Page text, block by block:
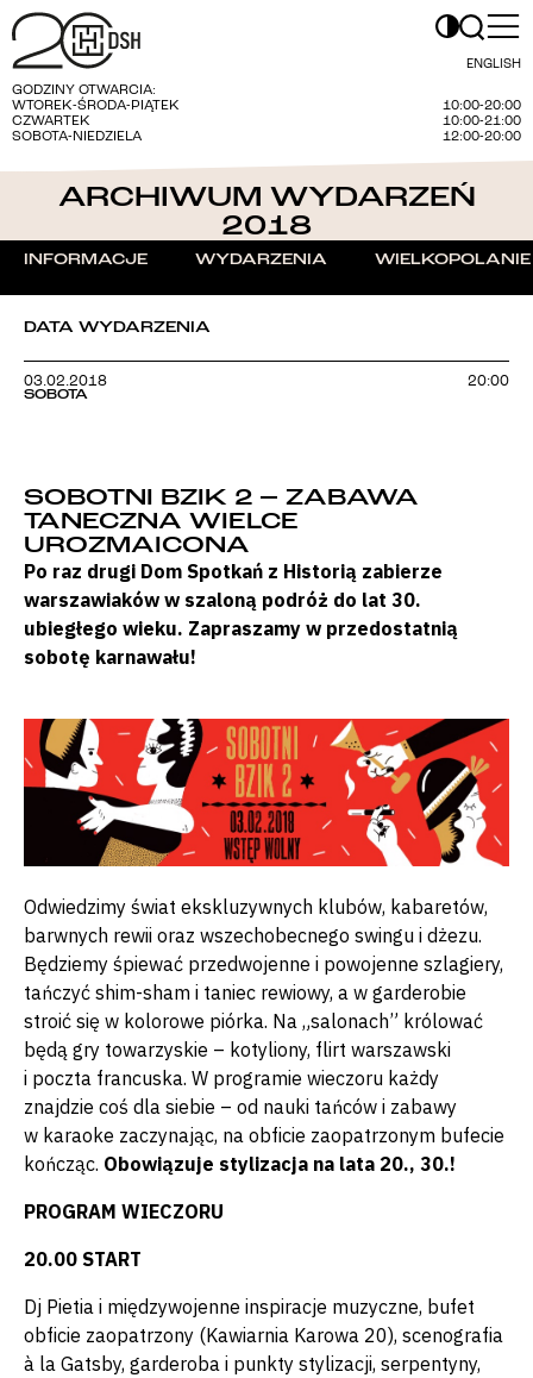
ENGLISH
GODZINY OTWARCIA:
WTOREK-ŚRODA-PIĄTEK
10:00-20:00
CZWARTEK
10:00-21:00
SOBOTA-NIEDZIELA
12:00-20:00
ARCHIWUM WYDARZEŃ
2018
INFORMACJE WYDARZENIA
DATA WYDARZENIA
03.02.2018
SOBOTA
20:00
SOBOTNI BZIK 2 – ZABAWA
TANECZNA WIELCE
UROZMAICONA
Po raz drugi Dom Spotkań z Historią zabierze
warszawiaków w szaloną podróż do lat 30.
ubiegłego wieku. Zapraszamy w przedostatnią
sobotę karnawału!
Odwiedzimy świat ekskluzywnych klubów, kabaretów,
barwnych rewii oraz wszechobecnego swingu i dżezu.
Będziemy śpiewać przedwojenne i powojenne szlagiery,
tańczyć shim-sham i taniec rewiowy, a w garderobie
stroić się w kolorowe piórka. Na „salonach” królować
będą gry towarzyskie – kotyliony, flirt warszawski
i poczta francuska. W programie wieczoru każdy
znajdzie coś dla siebie – od nauki tańców i zabawy
w karaoke zaczynając, na obficie zaopatrzonym bufecie
kończąc. Obowiązuje stylizacja na lata 20., 30.!
PROGRAM WIECZORU
20.00 START
Dj Pietia i międzywojenne inspiracje muzyczne, bufet
obficie zaopatrzony (Kawiarnia Karowa 20), scenografia
à la Gatsby, garderoba i punkty stylizacji, serpentyny,